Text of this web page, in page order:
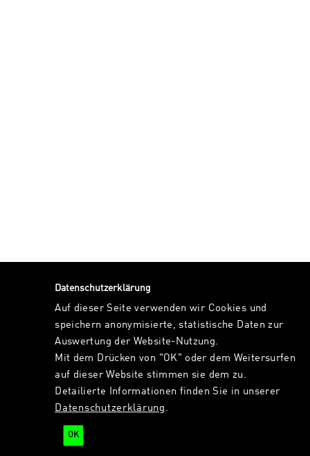
Datenschutzerklärung
Auf dieser Seite verwenden wir Cookies und
speichern anonymisierte, statistische Daten zur
Auswertung der Website-Nutzung.
Mit dem Drücken von "OK" oder dem Weitersurfen
auf dieser Website stimmen sie dem zu.
Detailierte Informationen finden Sie in unserer
Datenschutzerklärung .
OK